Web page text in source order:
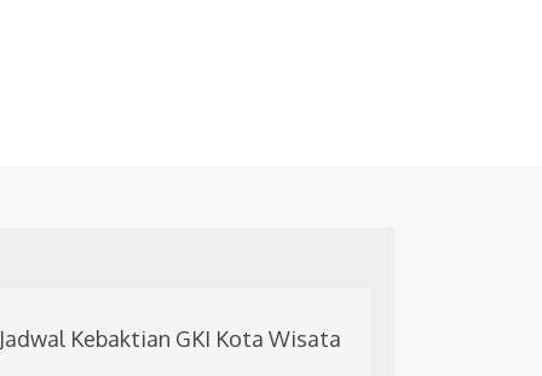
Jadwal Kebaktian GKI Kota Wisata